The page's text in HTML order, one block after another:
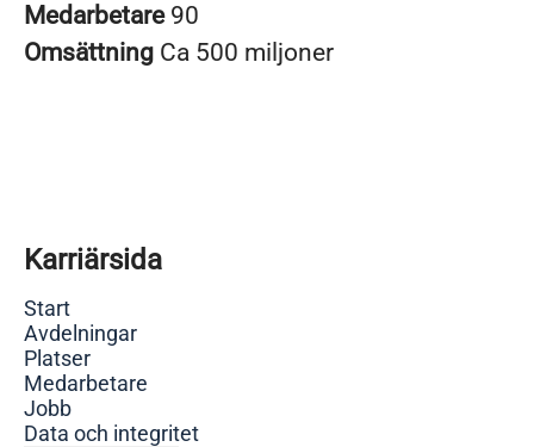
Medarbetare 90
Omsättning Ca 500 miljoner
Karriärsida
Start
Avdelningar
Platser
Medarbetare
Jobb
Data och integritet